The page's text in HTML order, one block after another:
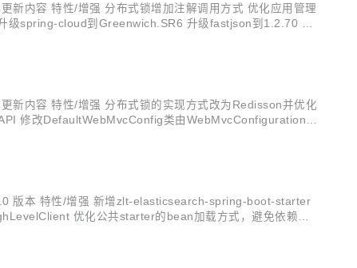
内容 特性/增强 分布式锁增加注解调用方式 优化应用管理
级spring-cloud到Greenwich.SR6 升级fastjson到1.2.70 升
新内容 特性/增强 分布式锁的实现方式改为Redisson并优化
修改DefaultWebMvcConfig类由WebMvcConfigurationS
版本 特性/增强 新增zlt-elasticsearch-spring-boot-starter
优化公共starter的bean加载方式，避免依赖的